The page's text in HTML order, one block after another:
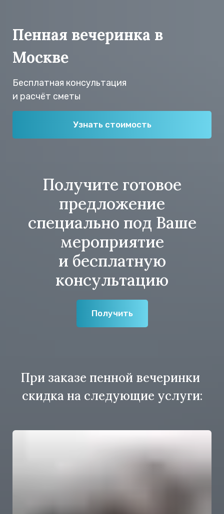
Пенная вечеринка в
Москве
Бесплатная консультация
и расчёт сметы
Узнать стоимость
Получите готовое
предложение
специально под Ваше
мероприятие
и бесплатную
консультацию
Получить
При заказе пенной вечеринки
скидка на следующие услуги: